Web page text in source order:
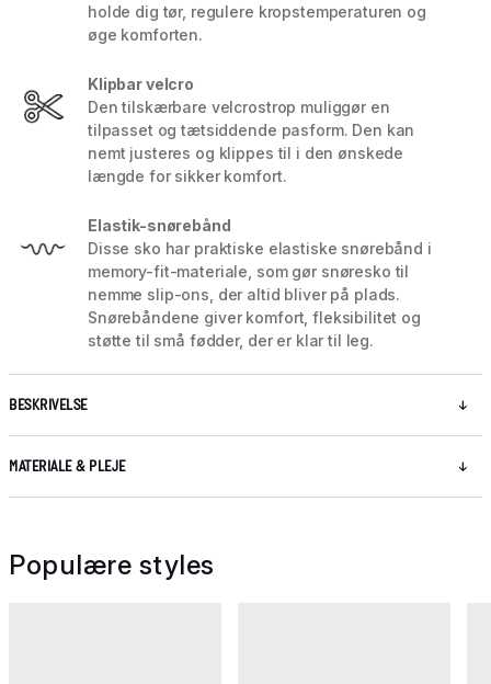
holde dig tør, regulere kropstemperaturen og
øge komforten.
Klipbar velcro
Den tilskærbare velcrostrop muliggør en
tilpasset og tætsiddende pasform. Den kan
nemt justeres og klippes til i den ønskede
længde for sikker komfort.
Elastik-snørebånd
Disse sko har praktiske elastiske snørebånd i
memory-fit-materiale, som gør snøresko til
nemme slip-ons, der altid bliver på plads.
Snørebåndene giver komfort, fleksibilitet og
støtte til små fødder, der er klar til leg.
BESKRIVELSE
MATERIALE & PLEJE
Populære styles